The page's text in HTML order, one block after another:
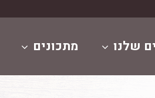
שלנו מתכונים